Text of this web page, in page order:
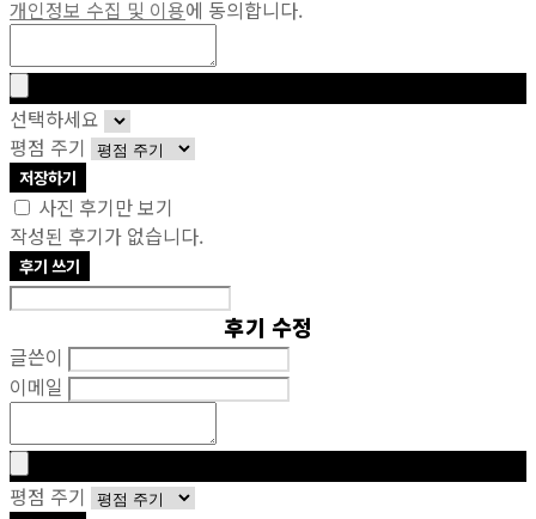
개인정보 수집 및 이용에 동의합니다.
선택하세요
평점 주기
저장하기
사진 후기만 보기
작성된 후기가 없습니다.
후기 쓰기
후기 수정
글쓴이
이메일
평점 주기